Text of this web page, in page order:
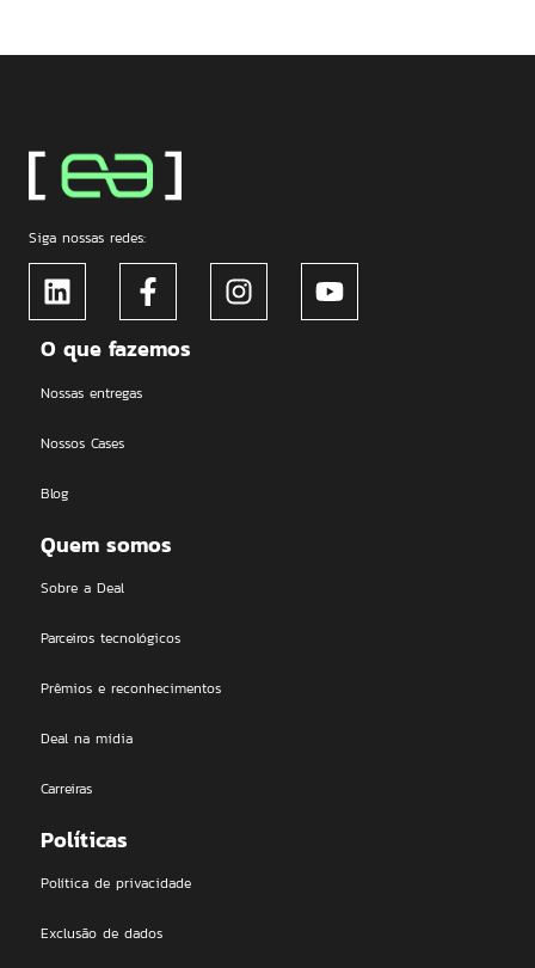
Siga nossas redes:
O que fazemos
Nossas entregas
Nossos Cases
Blog
Quem somos
Sobre a Deal
Parceiros tecnológicos
Prêmios e reconhecimentos
Deal na mídia
Carreiras
Políticas
Política de privacidade
Exclusão de dados